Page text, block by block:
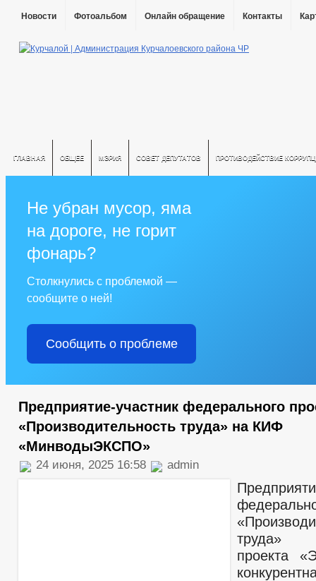
Новости Фотоальбом Онлайн обращение Контакты
ГЛАВНАЯ ОБЩЕЕ МЭРИЯ СОВЕТ ДЕПУТАТОВ ПРОТИВОДЕЙСТВИЕ
Не убран мусор, яма
на дороге, не горит
фонарь?
Столкнулись с проблемой —
сообщите о ней!
Сообщить о проблеме
Предприятие-участник федерального
«Производительность труда» на КИФ
«МинводыЭКСПО»
24 июня, 2025 16:58 admin
труда»
проекта